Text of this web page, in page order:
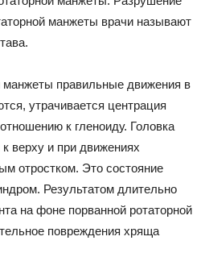
манжеты врачи называют
манжеты правильные движения в
утрачивается центрация
к гленоиду. Головка
верху и при движениях
отростком. Это состояние
Результатом длительно
на фоне порванной ротаторной
повреждения хряща